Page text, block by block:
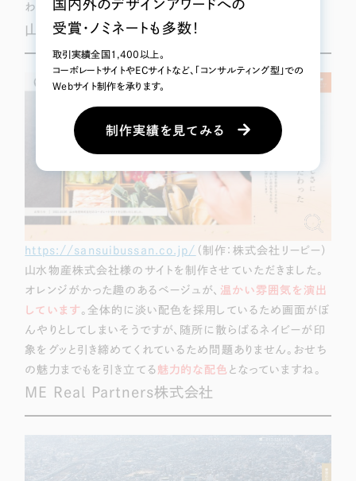
国内外のデザインアワードへの
受賞・ノミネートも多数！
取引実績全国1,400以上。
コーボレートサイトやECサイトなど、「コンサルティング型」での
Webサイト制作を承ります。
制作実績を見てみる
わいらしさを演出しています。
山水物産株式会社
https://sansuibussan.co.jp/ （制作：株式会社リーピー）
山水物産株式会社様のサイトを制作させていただきました。
オレンジがかった趣のあるベージュが、 温かい雰囲気を演出
しています 。全体的に淡い配色を採用しているため画面がぼ
んやりとしてしまいそうですが、随所に散らばるネイビーが印
象をグッと引き締めてくれているため問題ありません。おせち
の魅力までもを引き立てる 魅力的な配色 となっていますね。
ME Real Partners株式会社